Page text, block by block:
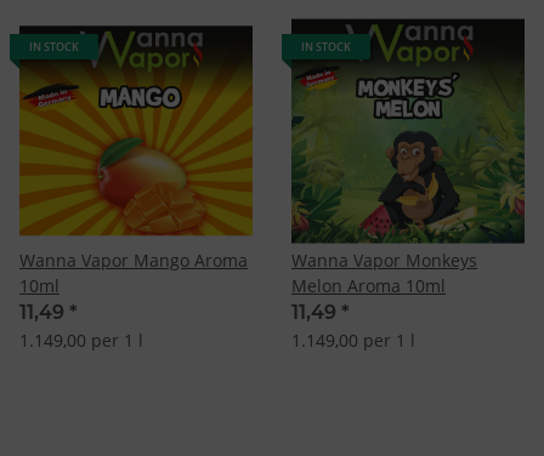
IN STOCK
Wanna Vapor Mango Aroma
10ml
11,49 *
1.149,00 per 1 l
IN STOCK
Wanna Vapor Monkeys
Melon Aroma 10ml
11,49 *
1.149,00 per 1 l